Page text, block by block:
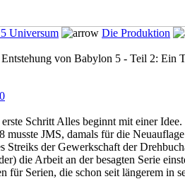
Universum
Die Produktion
von Babylon 5 - Teil 2: Ein
Schritt Alles beginnt mit einer
musste JMS, damals für die
Streiks der Gewerkschaft der
die Arbeit an der besagten Serie
für Serien, die schon seit längerem in